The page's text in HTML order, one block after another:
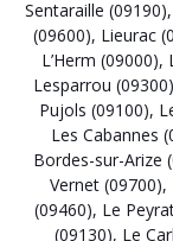
Sentaraille (09190),
(09600), Lieurac
L’Herm (09000),
Lesparrou (09300)
Pujols (09100),
Les Cabannes
Bordes-sur-Arize
Vernet (09700),
(09460), Le
(09130), Le